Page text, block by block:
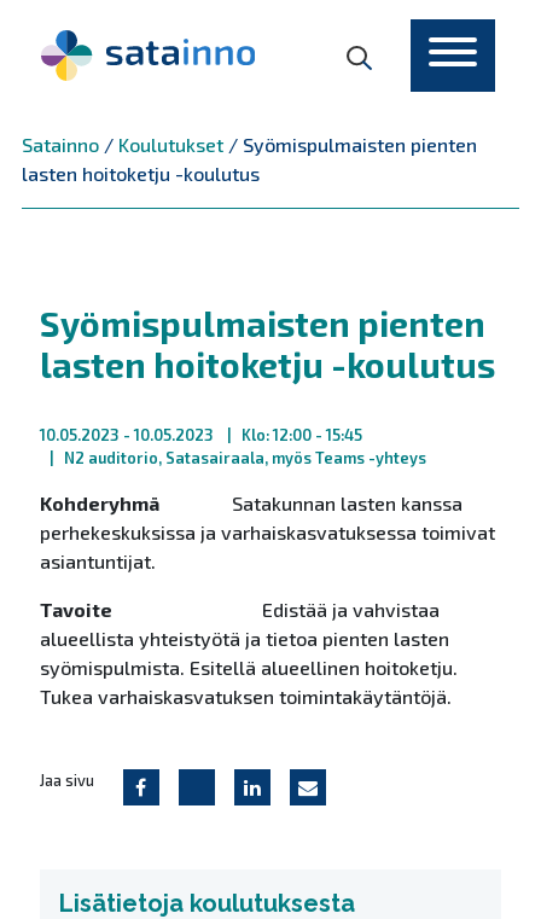
Satainno/ Koulutukset/ Syömispulmaisten pienten
lasten hoitoketju -koulutus
Syömispulmaisten pienten
lasten hoitoketju -koulutus
10.05.2023 - 10.05.2023
Klo: 12:00 - 15:45
N2 auditorio, Satasairaala, myös Teams -yhteys
Kohderyhmä Satakunnan lasten kanssa
perhekeskuksissa ja varhaiskasvatuksessa toimivat
asiantuntijat.
Tavoite Edistää ja vahvistaa
alueellista yhteistyötä ja tietoa pienten lasten
syömispulmista. Esitellä alueellinen hoitoketju.
Tukea varhaiskasvatuksen toimintakäytäntöjä.
Jaa sivu
Lisätietoja koulutuksesta